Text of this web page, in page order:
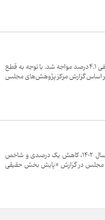
در حالی که در فروردین‌ماه هنوز قطع برق صنایع شروع نشده بود، تولید صنایع با رشد منفی 4.1 درصد مواجه شد. با توجه به قطع
بر اساس گزارش مرکز پژوهش‌های مجلس
شاخص تولید بخش صنعت مبتنی بر شرکت‌های صنعتی بورسی در سال ۱۴۰۳ نسبت به سال ۱۴۰۲، کاهش یک درصدی و شاخص
مجلس در گزارش «پایش بخش حقیقی